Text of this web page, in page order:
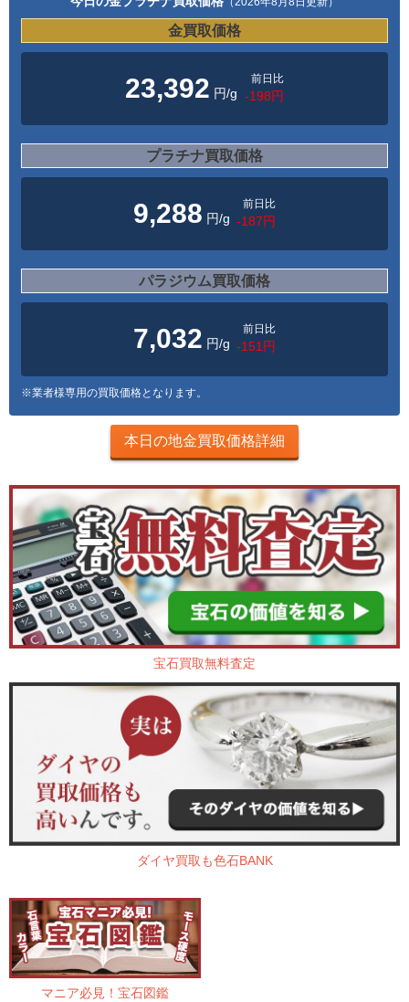
金買取価格
23,392 円/g
前日比
-198円
プラチナ買取価格
9,288 円/g
前日比
-187円
パラジウム買取価格
7,032 円/g
前日比
-151円
※業者様専用の買取価格となります。
本日の地金買取価格詳細
宝石買取無料査定
ダイヤ買取も色石BANK
マニア必見！宝石図鑑